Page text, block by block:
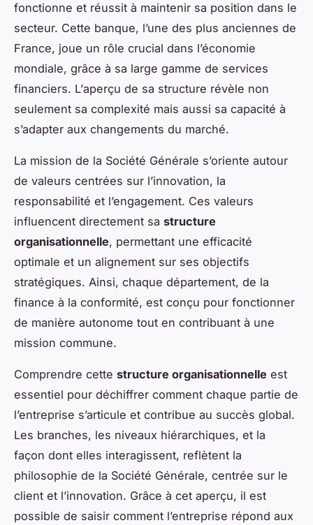
fonctionne et réussit à maintenir sa position dans le
secteur. Cette banque, l’une des plus anciennes de
France, joue un rôle crucial dans l’économie
mondiale, grâce à sa large gamme de services
financiers. L’aperçu de sa structure révèle non
seulement sa complexité mais aussi sa capacité à
s’adapter aux changements du marché.
La mission de la Société Générale s’oriente autour
de valeurs centrées sur l’innovation, la
responsabilité et l’engagement. Ces valeurs
influencent directement sa structure
organisationnelle, permettant une efficacité
optimale et un alignement sur ses objectifs
stratégiques. Ainsi, chaque département, de la
finance à la conformité, est conçu pour fonctionner
de manière autonome tout en contribuant à une
mission commune.
Comprendre cette structure organisationnelle est
essentiel pour déchiffrer comment chaque partie de
l’entreprise s’articule et contribue au succès global.
Les branches, les niveaux hiérarchiques, et la
façon dont elles interagissent, reflètent la
philosophie de la Société Générale, centrée sur le
client et l’innovation. Grâce à cet aperçu, il est
possible de saisir comment l’entreprise répond aux